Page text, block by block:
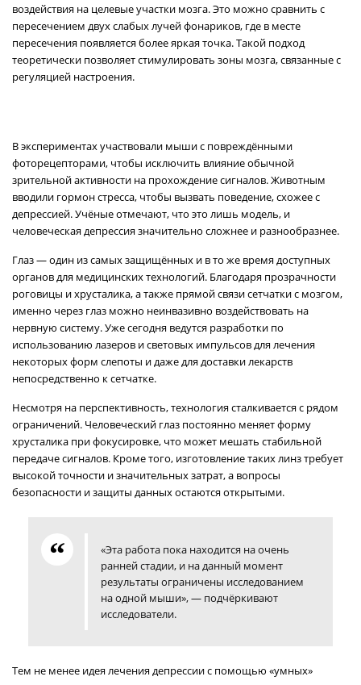
воздействия на целевые участки мозга. Это можно сравнить с
пересечением двух слабых лучей фонариков, где в месте
пересечения появляется более яркая точка. Такой подход
теоретически позволяет стимулировать зоны мозга, связанные с
регуляцией настроения.
В экспериментах участвовали мыши с повреждёнными
фоторецепторами, чтобы исключить влияние обычной
зрительной активности на прохождение сигналов. Животным
вводили гормон стресса, чтобы вызвать поведение, схожее с
депрессией. Учёные отмечают, что это лишь модель, и
человеческая депрессия значительно сложнее и разнообразнее.
Глаз — один из самых защищённых и в то же время доступных
органов для медицинских технологий. Благодаря прозрачности
роговицы и хрусталика, а также прямой связи сетчатки с мозгом,
именно через глаз можно неинвазивно воздействовать на
нервную систему. Уже сегодня ведутся разработки по
использованию лазеров и световых импульсов для лечения
некоторых форм слепоты и даже для доставки лекарств
непосредственно к сетчатке.
Несмотря на перспективность, технология сталкивается с рядом
ограничений. Человеческий глаз постоянно меняет форму
хрусталика при фокусировке, что может мешать стабильной
передаче сигналов. Кроме того, изготовление таких линз требует
высокой точности и значительных затрат, а вопросы
безопасности и защиты данных остаются открытыми.
«Эта работа пока находится на очень
ранней стадии, и на данный момент
результаты ограничены исследованием
на одной мыши», — подчёркивают
исследователи.
Тем не менее идея лечения депрессии с помощью «умных»